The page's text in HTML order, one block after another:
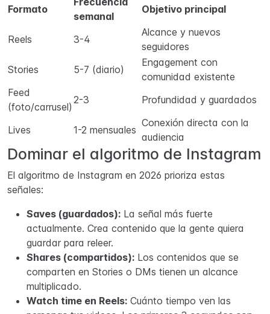
Formato
semanal
Objetivo principal
Reels 3-4
Alcance y nuevos
seguidores
Stories
5-7 (diario)
Engagement con
comunidad existente
Feed
(foto/carrusel)
2-3 Profundidad y guardados
Lives 1-2 mensuales
Conexión directa con la
audiencia
Dominar el algoritmo de Instagram
El algoritmo de Instagram en 2026 prioriza estas
señales:
Saves (guardados): La señal más fuerte
actualmente. Crea contenido que la gente quiera
guardar para releer.
Shares (compartidos): Los contenidos que se
comparten en Stories o DMs tienen un alcance
multiplicado.
Watch time en Reels: Cuánto tiempo ven las